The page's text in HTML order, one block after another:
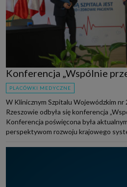
Konferencja „Wspólnie
PLACÓWKI MEDYCZNE
W Klinicznym Szpitalu Wojewódzkim nr
Rzeszowie odbyła się konferencja
Konferencja poświęcona była
perspektywom rozwoju krajowego